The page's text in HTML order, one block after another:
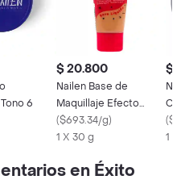
6
$ 20.800
Nailen Base de
Maquillaje Efecto
Selfie Tono 3
($693.34/g)
1 X 30 g
$
(
1 X
en Éxito